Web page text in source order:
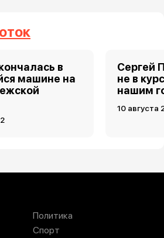
в
машине на
Сергей
не в
нашим
10 августа
Политика
Спорт